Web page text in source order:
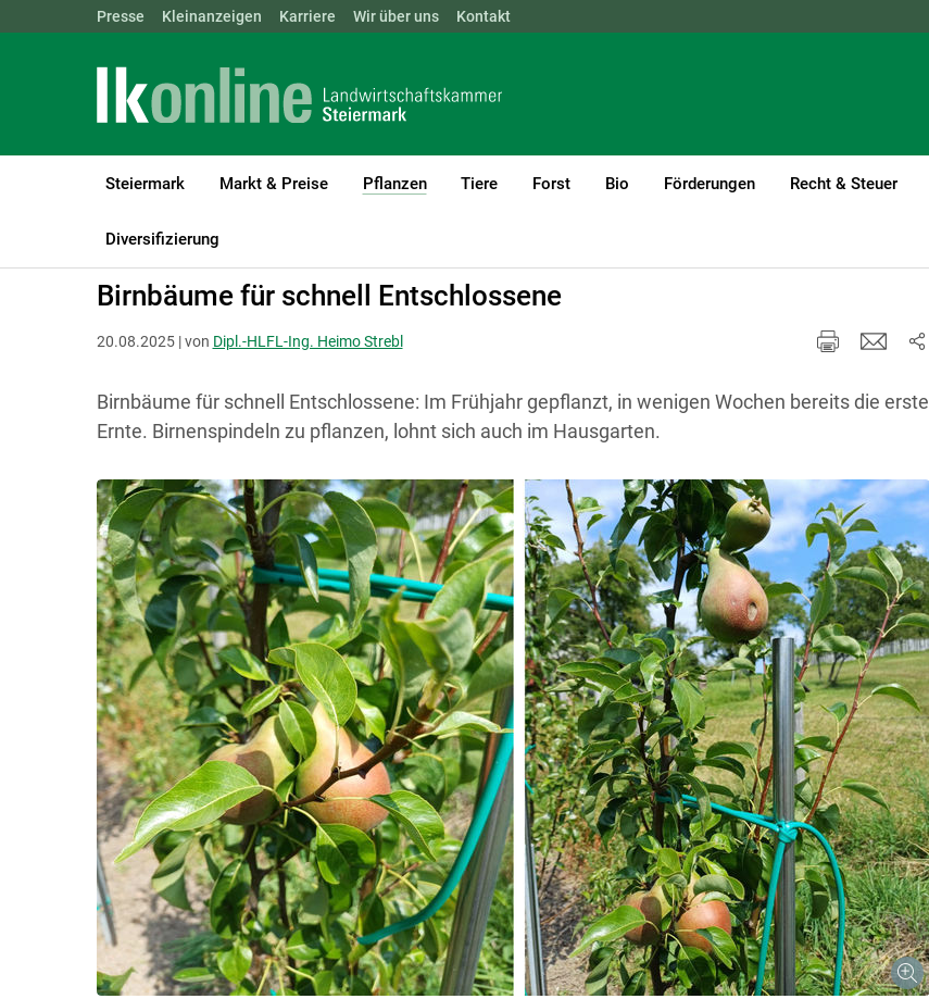
Skip to main content
Landwirtschaftskammern: ÖSTERREICH BGLD KTN NÖ
Presse Kleinanzeigen Karriere Wir über uns Kontakt
Steiermark Markt & Preise Pflanzen
(current)1
Tiere Forst Bio Förderungen Recht & Steuer
Diversifizierung
LK Steiermark Pflanzen
Birnbäume für schnell Entschlossene
20.08.2025 | von Dipl.-HLFL-Ing. Heimo Strebl
Birnbäume für schnell Entschlossene: Im Frühjahr gepflanzt, in wenigen Wochen bereits die erste
Ernte. Birnenspindeln zu pflanzen, lohnt sich auch im Hausgarten.